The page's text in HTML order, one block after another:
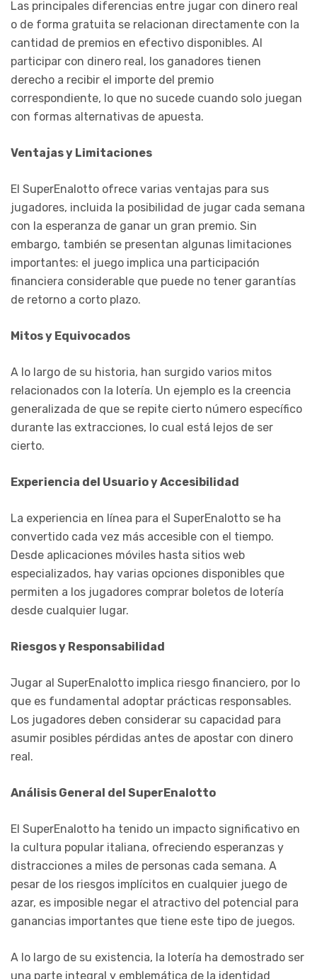
Las principales diferencias entre jugar con dinero real
o de forma gratuita se relacionan directamente con la
cantidad de premios en efectivo disponibles. Al
participar con dinero real, los ganadores tienen
derecho a recibir el importe del premio
correspondiente, lo que no sucede cuando solo juegan
con formas alternativas de apuesta.
Ventajas y Limitaciones
El SuperEnalotto ofrece varias ventajas para sus
jugadores, incluida la posibilidad de jugar cada semana
con la esperanza de ganar un gran premio. Sin
embargo, también se presentan algunas limitaciones
importantes: el juego implica una participación
financiera considerable que puede no tener garantías
de retorno a corto plazo.
Mitos y Equivocados
A lo largo de su historia, han surgido varios mitos
relacionados con la lotería. Un ejemplo es la creencia
generalizada de que se repite cierto número específico
durante las extracciones, lo cual está lejos de ser
cierto.
Experiencia del Usuario y Accesibilidad
La experiencia en línea para el SuperEnalotto se ha
convertido cada vez más accesible con el tiempo.
Desde aplicaciones móviles hasta sitios web
especializados, hay varias opciones disponibles que
permiten a los jugadores comprar boletos de lotería
desde cualquier lugar.
Riesgos y Responsabilidad
Jugar al SuperEnalotto implica riesgo financiero, por lo
que es fundamental adoptar prácticas responsables.
Los jugadores deben considerar su capacidad para
asumir posibles pérdidas antes de apostar con dinero
real.
Análisis General del SuperEnalotto
El SuperEnalotto ha tenido un impacto significativo en
la cultura popular italiana, ofreciendo esperanzas y
distracciones a miles de personas cada semana. A
pesar de los riesgos implícitos en cualquier juego de
azar, es imposible negar el atractivo del potencial para
ganancias importantes que tiene este tipo de juegos.
A lo largo de su existencia, la lotería ha demostrado ser
una parte integral y emblemática de la identidad